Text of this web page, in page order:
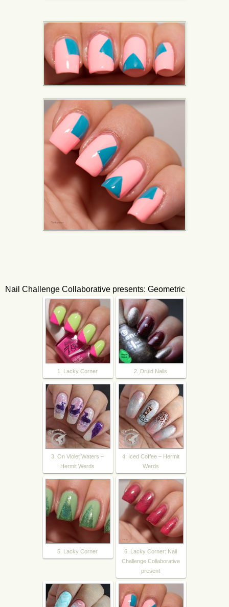
Nail Challenge Collaborative presents: Geometric
1. Lacky Corner 2. Druid Nails
3. On Violet Waters –
Hermit Werds
4. Iced Coffee – Hermit
Werds
5. Lacky Corner
6. Lacky Corner: Nail
Challenge Collaborative
present